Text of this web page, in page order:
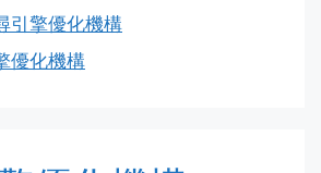
引擎優化機構
優化機構